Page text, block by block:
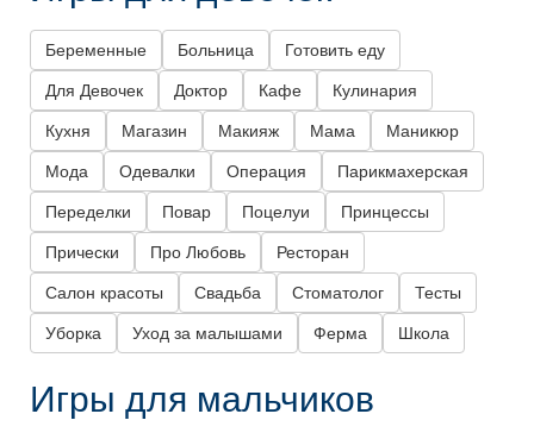
Беременные Больница Готовить еду
Для Девочек Доктор Кафе Кулинария
Кухня Магазин Макияж Мама Маникюр
Мода Одевалки Операция Парикмахерская
Переделки Повар Поцелуи Принцессы
Прически Про Любовь Ресторан
Салон красоты Свадьба Стоматолог Тесты
Уборка Уход за малышами Ферма Школа
Игры для мальчиков